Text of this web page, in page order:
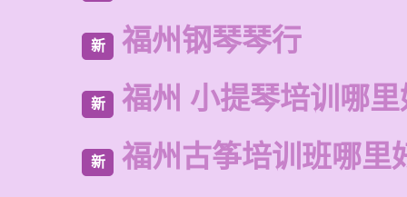
新 福州钢琴琴行
新 福州 小提琴培训哪里
新 福州古筝培训班哪里